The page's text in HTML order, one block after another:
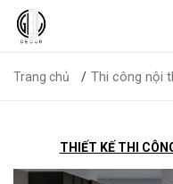
Trang chủ Thi công nội
THIẾT KẾ THI